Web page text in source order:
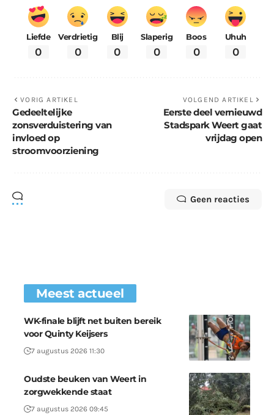
Liefde
0
Verdrietig
0
Blij
0
Slaperig
0
Boos
0
Uhuh
0
VORIG ARTIKEL
Gedeeltelijke
zonsverduistering van
invloed op
stroomvoorziening
VOLGEND ARTIKEL
Eerste deel vernieuwd
Stadspark Weert gaat
vrijdag open
Geen reacties
Meest actueel
WK-finale blijft net buiten bereik
voor Quinty Keijsers
7 augustus 2026 11:30
Oudste beuken van Weert in
zorgwekkende staat
7 augustus 2026 09:45